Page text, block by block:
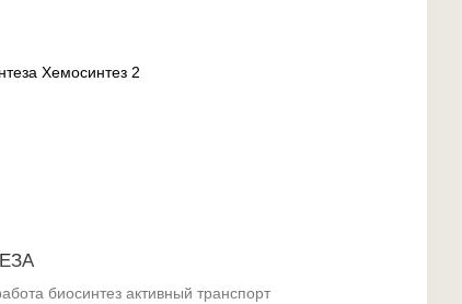
Хемосинтез 2
биосинтез активный транспорт